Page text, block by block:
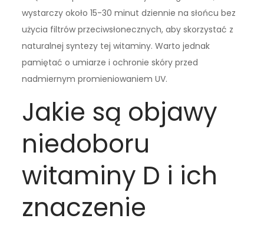
wystarczy około 15-30 minut dziennie na słońcu bez
użycia filtrów przeciwsłonecznych, aby skorzystać z
naturalnej syntezy tej witaminy. Warto jednak
pamiętać o umiarze i ochronie skóry przed
nadmiernym promieniowaniem UV.
Jakie są objawy
niedoboru
witaminy D i ich
znaczenie